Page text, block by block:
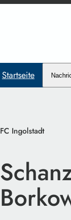
Startseite
FC Ingolstadt